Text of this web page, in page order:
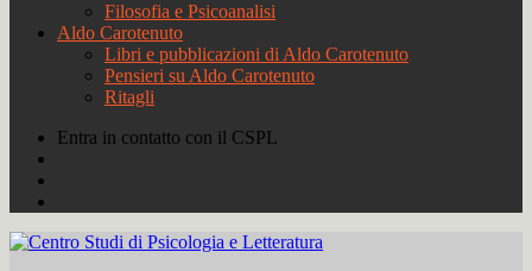
Filosofia e Psicoanalisi
Aldo Carotenuto
Libri e pubblicazioni di Aldo Carotenuto
Pensieri su Aldo Carotenuto
Ritagli
Entra in contatto con il CSPL